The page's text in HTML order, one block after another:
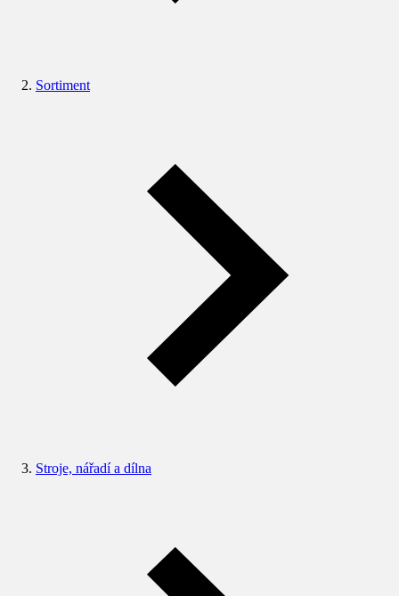
Sortiment
Stroje, nářadí a dílna